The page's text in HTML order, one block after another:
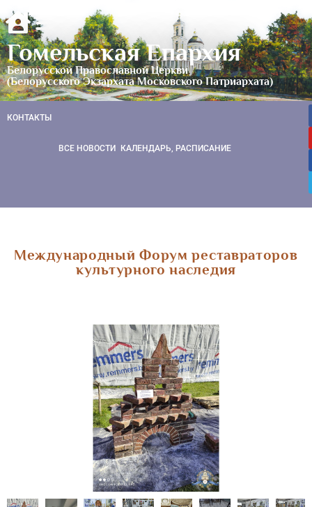
Гомельская Епархия
Белорусской Православной Церкви
(Белорусского Экзархата Московского Патриархата)
КОНТАКТЫ
ВСЕ НОВОСТИ КАЛЕНДАРЬ, РАСПИСАНИЕ
Международный Форум реставраторов
культурного наследия